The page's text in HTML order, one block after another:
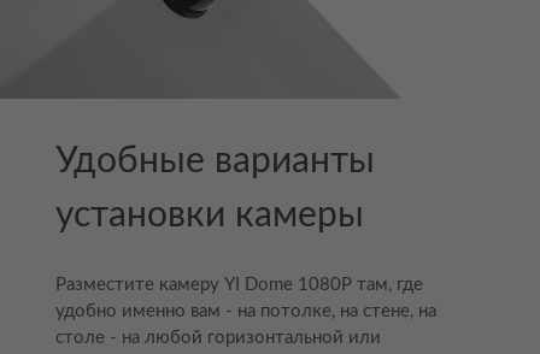
Удобные варианты
установки камеры
Разместите камеру YI Dome 1080P там, где
удобно именно вам - на потолке, на стене, на
столе - на любой горизонтальной или